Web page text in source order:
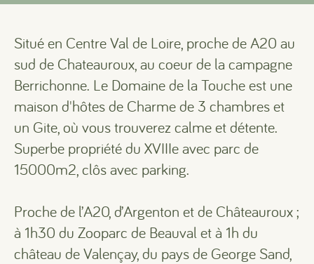
Situé en Centre Val de Loire, proche de A20 au
sud de Chateauroux, au coeur de la campagne
Berrichonne. Le Domaine de la Touche est une
maison d'hôtes de Charme de 3 chambres et
un Gite, où vous trouverez calme et détente.
Superbe propriété du XVIIIe avec parc de
15000m2, clôs avec parking.
Proche de l’A20, d’Argenton et de Châteauroux ;
à 1h30 du Zooparc de Beauval et à 1h du
château de Valençay, du pays de George Sand,